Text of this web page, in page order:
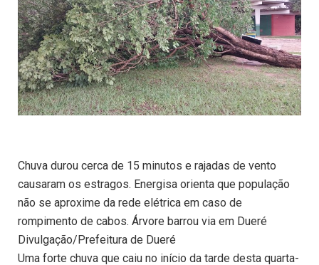
Chuva durou cerca de 15 minutos e rajadas de vento
causaram os estragos. Energisa orienta que população
não se aproxime da rede elétrica em caso de
rompimento de cabos. Árvore barrou via em Dueré
Divulgação/Prefeitura de Dueré
Uma forte chuva que caiu no início da tarde desta quarta-